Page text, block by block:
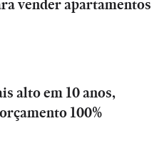
vender apartamentos
alto em 10 anos,
100%